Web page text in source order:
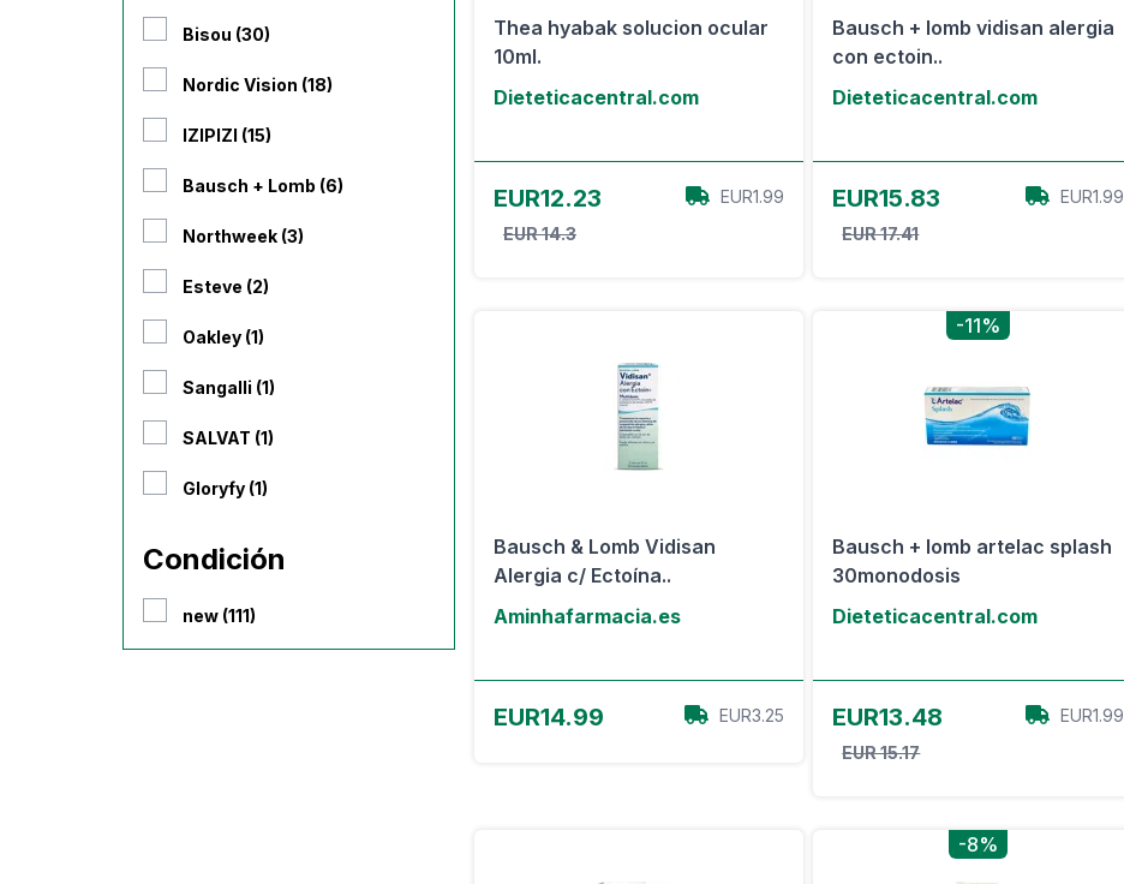
Bisou (30)
Nordic Vision (18)
IZIPIZI (15)
Bausch + Lomb (6)
Northweek (3)
Esteve (2)
Oakley (1)
Sangalli (1)
SALVAT (1)
Gloryfy (1)
Condición
new (111)
Thea hyabak solucion ocular
10ml.
Dieteticacentral.com
EUR12.23
EUR 14.3
EUR1.99
Bausch + lomb vidisan alergia
con ectoin..
Dieteticacentral.com
EUR15.83
EUR 17.41
EUR1.99
Bausch & Lomb Vidisan
Alergia c/ Ectoína..
Aminhafarmacia.es
EUR14.99 EUR3.25
-11%
Bausch + lomb artelac splash
30monodosis
Dieteticacentral.com
EUR13.48
EUR 15.17
EUR1.99
-8%